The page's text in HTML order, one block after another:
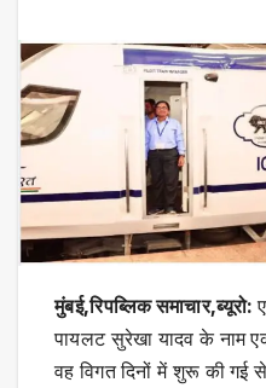
मुंबई,रिपब्लिक समाचार,ब्यूरो:
पायलट सुरेखा यादव के नाम
वह विगत दिनों में शुरू की गई